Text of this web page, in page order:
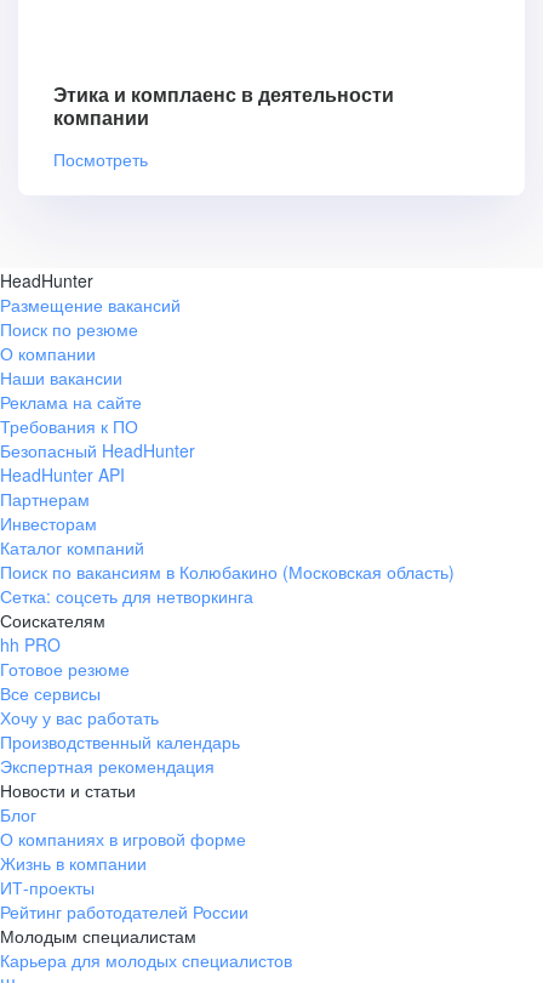
Этика и комплаенс в деятельности
компании
Посмотреть
HeadHunter
Размещение вакансий
Поиск по резюме
О компании
Наши вакансии
Реклама на сайте
Требования к ПО
Безопасный HeadHunter
HeadHunter API
Партнерам
Инвесторам
Каталог компаний
Поиск по вакансиям в Колюбакино (Московская область)
Сетка: соцсеть для нетворкинга
Соискателям
hh PRO
Готовое резюме
Все сервисы
Хочу у вас работать
Производственный календарь
Экспертная рекомендация
Новости и статьи
Блог
О компаниях в игровой форме
Жизнь в компании
ИТ-проекты
Рейтинг работодателей России
Молодым специалистам
Карьера для молодых специалистов